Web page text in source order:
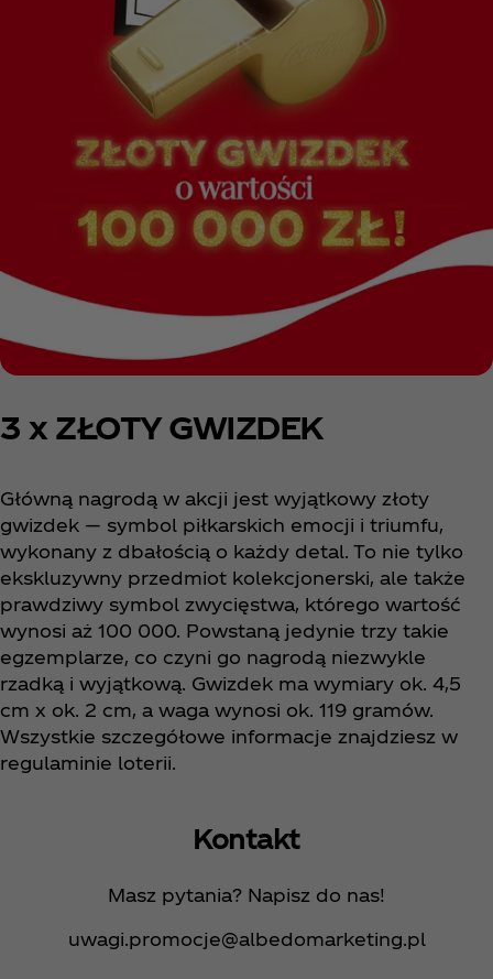
3 x ZŁOTY GWIZDEK
Główną nagrodą w akcji jest wyjątkowy złoty
gwizdek — symbol piłkarskich emocji i triumfu,
wykonany z dbałością o każdy detal. To nie tylko
ekskluzywny przedmiot kolekcjonerski, ale także
prawdziwy symbol zwycięstwa, którego wartość
wynosi aż 100 000. Powstaną jedynie trzy takie
egzemplarze, co czyni go nagrodą niezwykle
rzadką i wyjątkową. Gwizdek ma wymiary ok. 4,5
cm x ok. 2 cm, a waga wynosi ok. 119 gramów.
Wszystkie szczegółowe informacje znajdziesz w
regulaminie loterii.
Kontakt
Masz pytania? Napisz do nas!
uwagi.promocje@albedomarketing.pl